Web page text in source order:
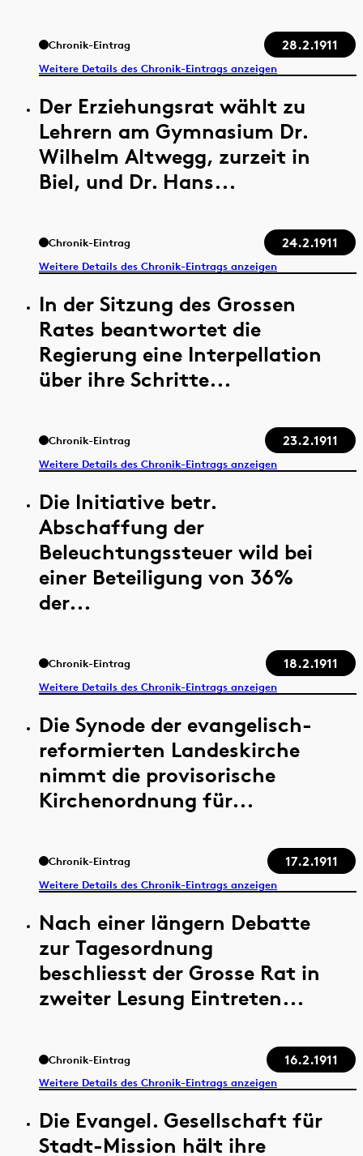
Chronik-Eintrag 28.2.1911
Weitere Details des Chronik-Eintrags anzeigen
Der Erziehungsrat wählt zu
Lehrern am Gymnasium Dr.
Wilhelm Altwegg, zurzeit in
Biel, und Dr. Hans...
Chronik-Eintrag 24.2.1911
Weitere Details des Chronik-Eintrags anzeigen
In der Sitzung des Grossen
Rates beantwortet die
Regierung eine Interpellation
über ihre Schritte...
Chronik-Eintrag 23.2.1911
Weitere Details des Chronik-Eintrags anzeigen
Die Initiative betr.
Abschaffung der
Beleuchtungssteuer wild bei
einer Beteiligung von 36%
der...
Chronik-Eintrag 18.2.1911
Weitere Details des Chronik-Eintrags anzeigen
Die Synode der evangelisch-
reformierten Landeskirche
nimmt die provisorische
Kirchenordnung für...
Chronik-Eintrag 17.2.1911
Weitere Details des Chronik-Eintrags anzeigen
Nach einer längern Debatte
zur Tagesordnung
beschliesst der Grosse Rat in
zweiter Lesung Eintreten...
Chronik-Eintrag 16.2.1911
Weitere Details des Chronik-Eintrags anzeigen
Die Evangel. Gesellschaft für
Stadt-Mission hält ihre